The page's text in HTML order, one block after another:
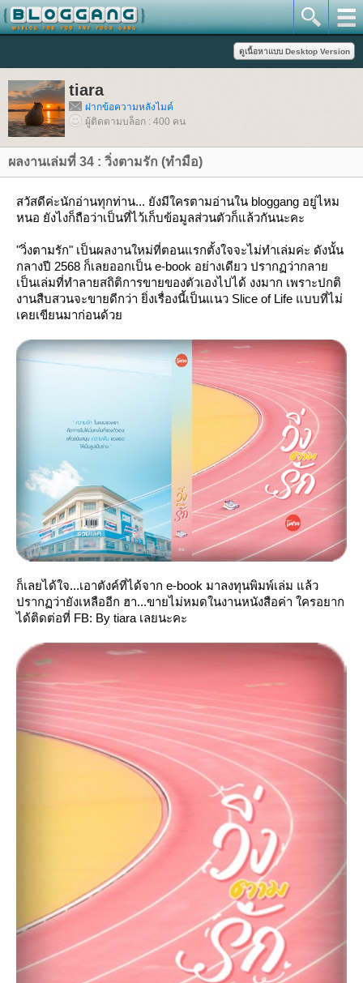
tiara
ฝากข้อความหลังไมค์
ผู้ติดตามบล็อก : 400 คน
ผลงานเล่มที่ 34 : วิ่งตามรัก (ทำมือ)
สวัสดีค่ะนักอ่านทุกท่าน... ยังมีใครตามอ่านใน bloggang อยู่ไหม
หนอ ยังไงก็ถือว่าเป็นที่ไว้เก็บข้อมูลส่วนตัวก็แล้วกันนะคะ
"วิ่งตามรัก" เป็นผลงานใหม่ที่ตอนแรกตั้งใจจะไม่ทำเล่มค่ะ ดังนั้น
กลางปี 2568 ก็เลยออกเป็น e-book อย่างเดียว ปรากฏว่ากลา
เป็นเล่มที่ทำลายสถิติการขายของตัวเองไปได้ งงมาก เพราะปกติ
งานสืบสวนจะขายดีกว่า ยิ่งเรื่องนี้เป็นแนว Slice of Life แบบที่ไม่
เคยเขียนมาก่อนด้ว
ก็เลยได้ใจ...เอาตังค์ที่ได้จาก e-book มาลงทุนพิมพ์เล่ม แล้ว
ปรากฏว่ายังเหลืออีก ฮา...ขายไม่หมดในงานหนังสือค่า ใครอยาก
ได้ติดต่อที่ FB: By tiara เลยนะคะ